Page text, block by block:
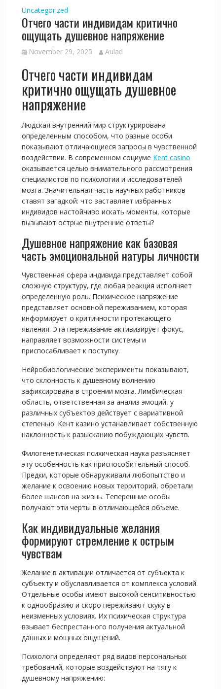
Uncategorized
Отчего части индивидам критично
ощущать душевное напряжение
November 29, 2025 Aulad
Отчего части индивидам
критично ощущать душевное
напряжение
Людская внутренний мир структурирована
определенным способом, что разные особи
показывают отличающиеся запросы в чувственной
воздействии. В современном социуме Kent casino
оказывается целью внимательного рассмотрения
специалистов по психологии и исследователей
мозга. Значительная часть научных работников
ставят загадкой: что заставляет избранных
индивидов настойчиво искать моменты, которые
вызывают острые внутренние ответы?
Душевное напряжение как базовая
часть эмоциональной натуры личности
Чувственная сфера индивида представляет собой
сложную структуру, где любая реакция исполняет
определенную роль. Психическое напряжение
представляет основной переживанием, которая
информирует о критичности протекающего
явления. Эта переживание активизирует фокус,
направляет возможности системы и
приспосабливает к поступку.
Нейробиологические эксперименты показывают,
что склонность к душевному волнению
зафиксирована в строении мозга. Лимбическая
область, ответственная за анализ эмоций, у
различных субъектов действует с вариативной
степенью. Кент казино устанавливает собственную
наклонность к разысканию побуждающих чувств.
Филогенетическая психическая наука разъясняет
эту особенность как приспособительный способ.
Предки, которые обнаруживали любопытство и
желание к освоению новых территорий, обретали
более шансов на жизнь. Теперешние особы
получают эти черты в отличающейся объеме.
Как индивидуальные желания
формируют стремление к острым
чувствам
Желание в активации отличается от субъекта к
субъекту и обуславливается от комплекса условий.
Отдельные особы имеют высокой сенситивностью
к однообразию и скоро переживают скуку в
неизменных условиях. Их психическая структура
взывает беспрестанного получения актуальной
данных и мощных ощущений.
Психологи определяют ряд видов персональных
требований, которые воздействуют на тягу к
душевному напряжению: